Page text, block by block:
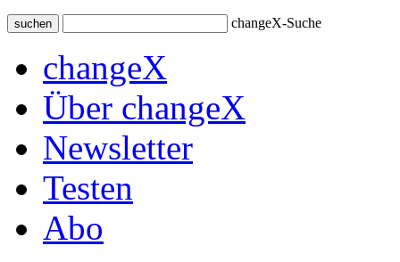
suchen changeX-Suche
changeX
Über changeX
Newsletter
Testen
Abo